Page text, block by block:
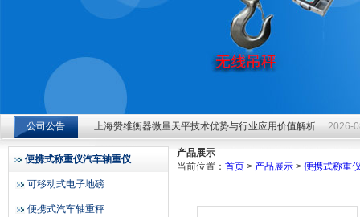
上海赞维衡器有限公司
公司公告
上海赞维衡器微量天平技术优势与行业应用价值解析
上海赞维衡器微量天平技术优势与行业应用价值解析 2026-
上海赞维衡器微量天平技术优势与行业应用价值解析
便携式称重仪汽车轴重仪
可移动式电子地磅
便携式汽车轴重秤
产品展示
当前位置： 首页 > 产品展示 > 便携式称重